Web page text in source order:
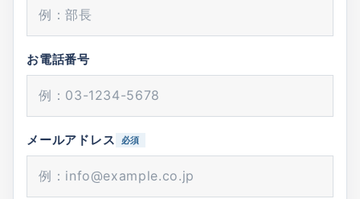
お電話番号
メールアドレス 必須